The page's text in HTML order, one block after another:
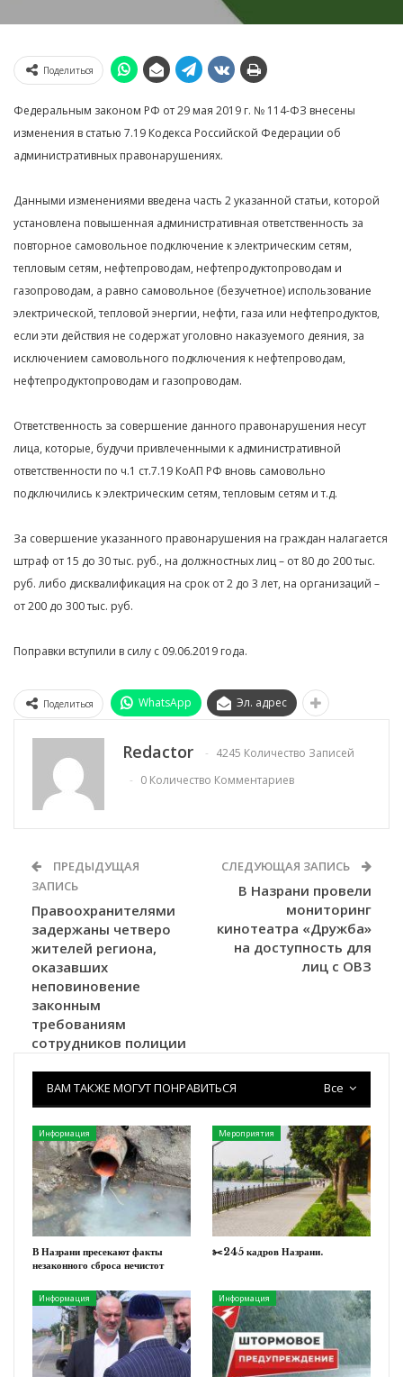
Поделиться
Федеральным законом РФ от 29 мая 2019 г. № 114-ФЗ внесены
изменения в статью 7.19 Кодекса Российской Федерации об
административных правонарушениях.
Данными изменениями введена часть 2 указанной статьи, которой
установлена повышенная административная ответственность за
повторное самовольное подключение к электрическим сетям,
тепловым сетям, нефтепроводам, нефтепродуктопроводам и
газопроводам, а равно самовольное (безучетное) использование
электрической, тепловой энергии, нефти, газа или нефтепродуктов,
если эти действия не содержат уголовно наказуемого деяния, за
исключением самовольного подключения к нефтепроводам,
нефтепродуктопроводам и газопроводам.
Ответственность за совершение данного правонарушения несут
лица, которые, будучи привлеченными к административной
ответственности по ч.1 ст.7.19 КоАП РФ вновь самовольно
подключились к электрическим сетям, тепловым сетям и т.д.
За совершение указанного правонарушения на граждан налагается
штраф от 15 до 30 тыс. руб., на должностных лиц – от 80 до 200 тыс.
руб. либо дисквалификация на срок от 2 до 3 лет, на организаций –
от 200 до 300 тыс. руб.
Поправки вступили в силу с 09.06.2019 года.
Поделиться WhatsApp Эл. адрес
Redactor
4245 Количество Записей
0 Количество Комментариев
ПРЕДЫДУЩАЯ
ЗАПИСЬ
Правоохранителями
задержаны четверо
жителей региона,
оказавших
неповиновение
законным
требованиям
сотрудников полиции
СЛЕДУЮЩАЯ ЗАПИСЬ
В Назрани провели
мониторинг
кинотеатра «Дружба»
на доступность для
лиц с ОВЗ
Все
ВАМ ТАКЖЕ МОГУТ ПОНРАВИТЬСЯ
Информация
В Назрани пресекают факты
незаконного сброса нечистот
Мероприятия
✂️245 кадров Назрани.
Информация Информация